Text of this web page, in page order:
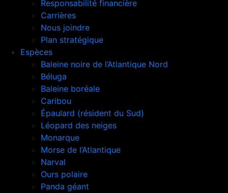
Responsabilité financière
Carrières
Nous joindre
Plan stratégique
Espèces
Baleine noire de l’Atlantique Nord
Béluga
Baleine boréale
Caribou
Épaulard (résident du Sud)
Léopard des neiges
Monarque
Morse de l’Atlantique
Narval
Ours polaire
Panda géant